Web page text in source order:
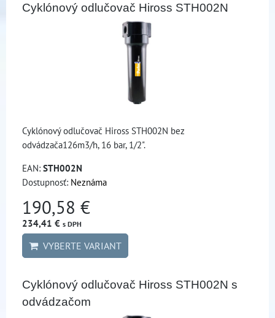
Cyklónový odlučovač Hiross STH002N
Cyklónový odlučovač Hiross STH002N bez
odvádzača126m3/h, 16 bar, 1/2".
EAN: STH002N
Dostupnosť: Neznáma
190,58 €
234,41 € s DPH
VYBERTE VARIANT
Cyklónový odlučovač Hiross STH002N s
odvádzačom